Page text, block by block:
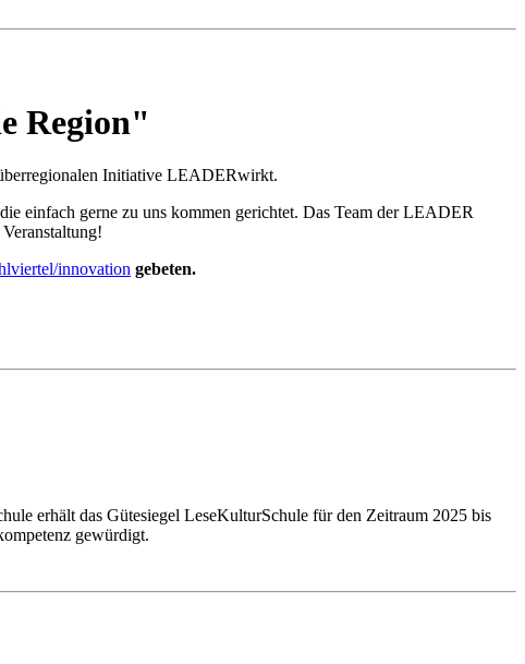
Region"
Initiative LEADERwirkt.
einfach gerne zu uns kommen gerichtet. Das Team der LEADER
innovation gebeten.
erhält das Gütesiegel LeseKulturSchule für den Zeitraum 2025 bis
gewürdigt.